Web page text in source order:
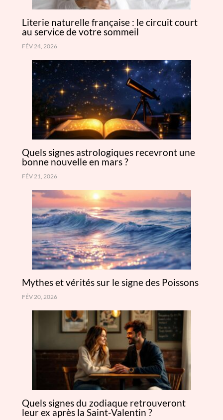
Literie naturelle française : le circuit court
au service de votre sommeil
FÉV 24, 2026
Quels signes astrologiques recevront une
bonne nouvelle en mars ?
FÉV 21, 2026
Mythes et vérités sur le signe des Poissons
FÉV 20, 2026
Quels signes du zodiaque retrouveront
leur ex après la Saint-Valentin ?